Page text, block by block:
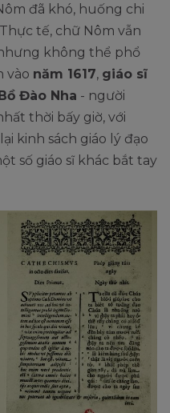
đã khó, huống chi
tế, chữ Nôm vẫn
không thể phổ
vào năm 1617, giáo sĩ
Đào Nha - người
thời bấy giờ, với
kinh sách giáo lý đạo
số giáo sĩ khác bắt tay